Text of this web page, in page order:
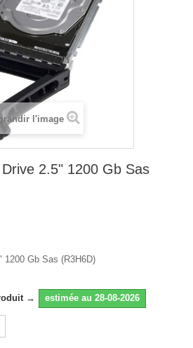
l'image
2.5" 1200 Gb Sas
1200 Gb Sas (R3H6D)
→ estimée au 28-08-2026